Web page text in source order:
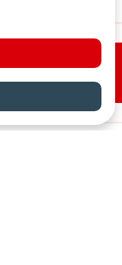
Hurtigkjøp